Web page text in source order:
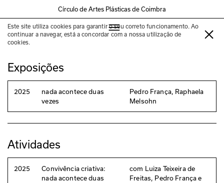
Círculo de Artes Plásticas de Coimbra
Este site utiliza cookies para garantir o seu correto funcionamento. Ao
continuar a navegar, está a concordar com a nossa utilização de
cookies.
Pedro França
Exposições
2025
nada acontece duas
vezes
Pedro França, Raphaela
Melsohn
Atividades
2025
Convivência criativa:
nada acontece duas
com Luiza Teixeira de
Freitas, Pedro França e